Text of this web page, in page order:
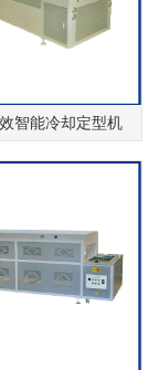
智能冷却定型机